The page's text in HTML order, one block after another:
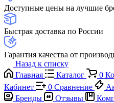
Доступные цены на лучшие
Быстрая доставка по России
Гарантия качества от
Назад к списку
Главная
Каталог 0
Кабинет
0 Сравнение
Бренды
Отзывы